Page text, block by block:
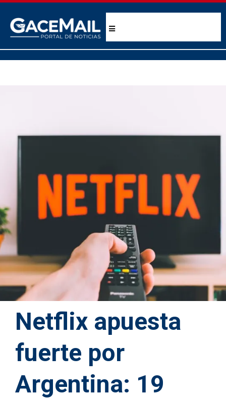
Netflix apuesta
fuerte por
Argentina: 19